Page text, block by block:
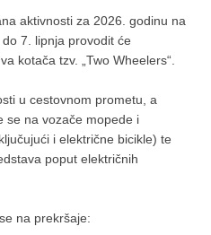
aktivnosti za 2026. godinu na
7. lipnja provodit će
kotača tzv. „Two Wheelers“.
u cestovnom prometu, a
se na vozače mopede i
i električne bicikle) te
poput električnih
na prekršaje: